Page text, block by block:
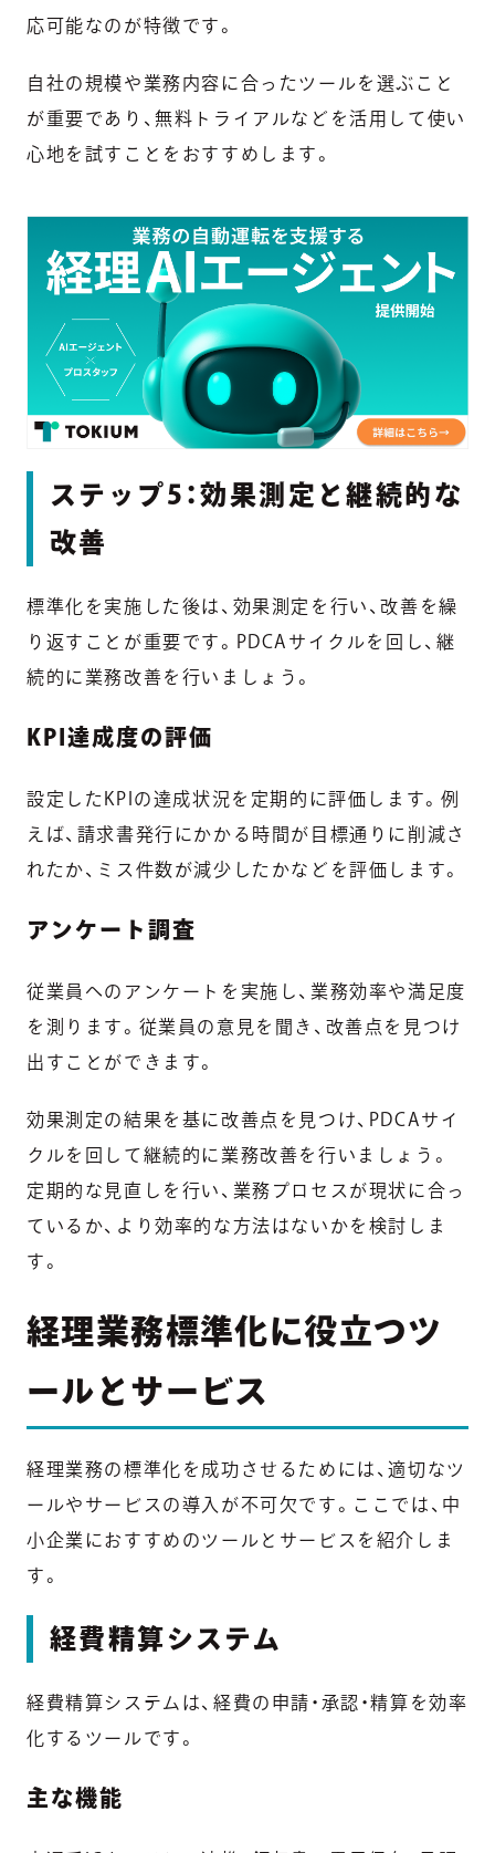
応可能なのが特徴です。
自社の規模や業務内容に合ったツールを選ぶこと
が重要であり、無料トライアルなどを活用して使い
心地を試すことをおすすめします。
ステップ5：効果測定と継続的な
改善
標準化を実施した後は、効果測定を行い、改善を繰
り返すことが重要です。PDCAサイクルを回し、継
続的に業務改善を行いましょう。
KPI達成度の評価
設定したKPIの達成状況を定期的に評価します。例
えば、請求書発行にかかる時間が目標通りに削減さ
れたか、ミス件数が減少したかなどを評価します。
アンケート調査
従業員へのアンケートを実施し、業務効率や満足度
を測ります。従業員の意見を聞き、改善点を見つけ
出すことができます。
効果測定の結果を基に改善点を見つけ、PDCAサイ
クルを回して継続的に業務改善を行いましょう。
定期的な見直しを行い、業務プロセスが現状に合っ
ているか、より効率的な方法はないかを検討しま
す。
経理業務標準化に役立つツ
ールとサービス
経理業務の標準化を成功させるためには、適切なツ
ールやサービスの導入が不可欠です。ここでは、中
小企業におすすめのツールとサービスを紹介しま
す。
経費精算システム
経費精算システムは、経費の申請・承認・精算を効率
化するツールです。
主な機能